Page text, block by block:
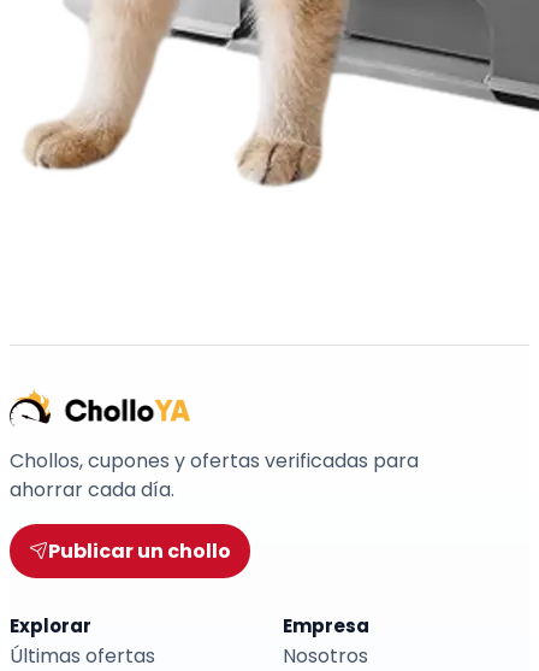
Chollos, cupones y ofertas verificadas para
ahorrar cada día.
Publicar un chollo
Explorar
Últimas ofertas
Empresa
Nosotros